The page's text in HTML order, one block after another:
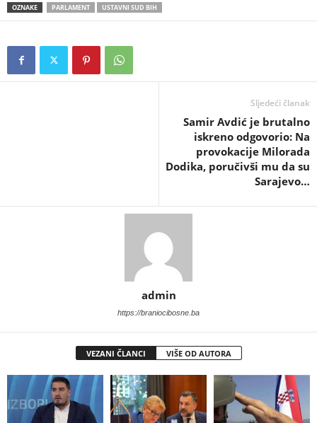
OZNAKE PARLAMENT USTAVNI SUD BIH
Sljedeći članak
Samir Avdić je brutalno
iskreno odgovorio: Na
provokacije Milorada
Dodika, poručivši mu da su
Sarajevo…
admin
https://braniocibosne.ba
VEZANI ČLANCI VIŠE OD AUTORA